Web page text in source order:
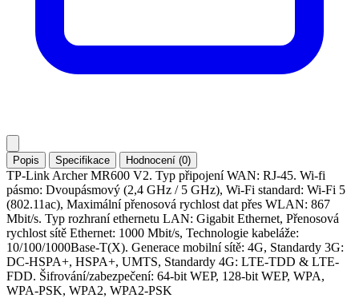
Popis Specifikace Hodnocení (0)
TP-Link Archer MR600 V2. Typ připojení WAN: RJ-45. Wi-fi
pásmo: Dvoupásmový (2,4 GHz / 5 GHz), Wi-Fi standard: Wi-Fi 5
(802.11ac), Maximální přenosová rychlost dat přes WLAN: 867
Mbit/s. Typ rozhraní ethernetu LAN: Gigabit Ethernet, Přenosová
rychlost sítě Ethernet: 1000 Mbit/s, Technologie kabeláže:
10/100/1000Base-T(X). Generace mobilní sítě: 4G, Standardy 3G:
DC-HSPA+, HSPA+, UMTS, Standardy 4G: LTE-TDD & LTE-
FDD. Šifrování/zabezpečení: 64-bit WEP, 128-bit WEP, WPA,
WPA-PSK, WPA2, WPA2-PSK